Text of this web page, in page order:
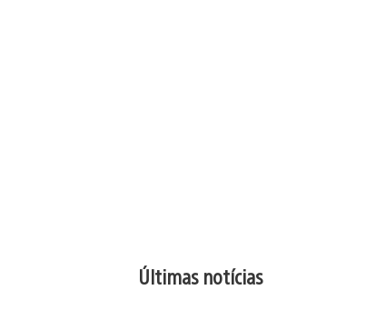
Últimas notícias